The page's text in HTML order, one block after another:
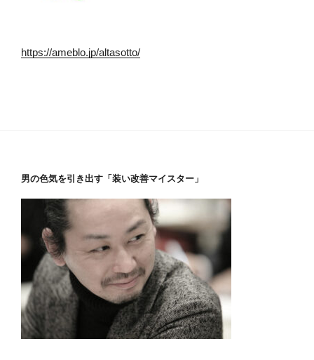
https://ameblo.jp/altasotto/
男の色気を引き出す「装い改善マイスター」